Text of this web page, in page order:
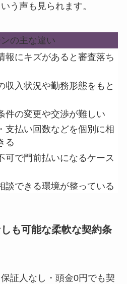
う声も見られます。
の主な違い
報にキズがあると審査落ち
収入状況や勤務形態をもと
件の変更や交渉が難しい
支払い回数などを個別に相
る
可で門前払いになるケース
談できる環境が整っている
も可能な柔軟な契約条
保証人なし・頭金0円でも契